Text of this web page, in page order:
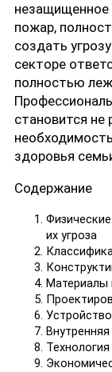
незащищенное
пожар,
создать
секторе
полностью
становится
здоровья
Содержание
их угроза
Материалы